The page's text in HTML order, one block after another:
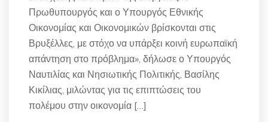
Πρωθυπουργός και ο Υπουργός Εθνικής
Οικονομίας και Οικονομικών βρίσκονται στις
Βρυξέλλες, με στόχο να υπάρξει κοινή ευρωπαϊκή
απάντηση στο πρόβλημα», δήλωσε ο Υπουργός
Ναυτιλίας και Νησιωτικής Πολιτικής, Βασίλης
Κικίλιας, μιλώντας για τις επιπτώσεις του
πολέμου στην οικονομία […]